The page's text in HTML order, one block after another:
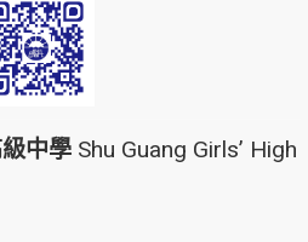
中學 Shu Guang Girls’ High